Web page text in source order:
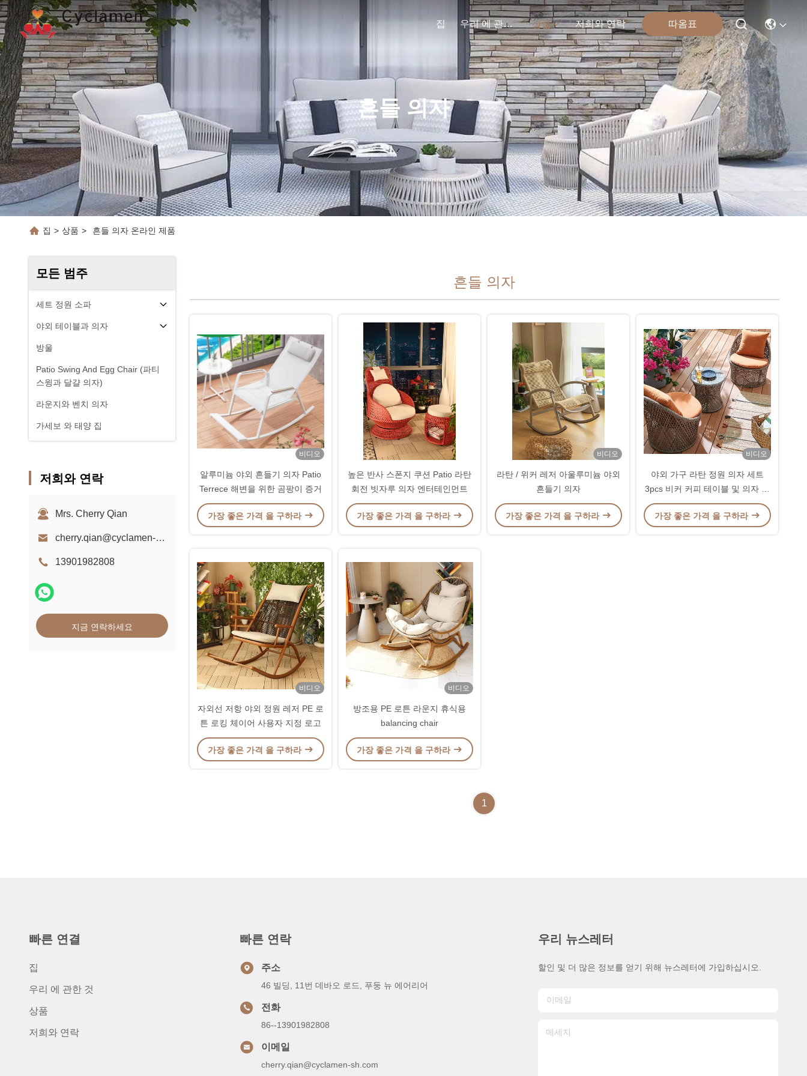
집 우리 에 관한 것 상품 저희와 연락 따옴표
흔들 의자
집 > 상품 > 흔들 의자 온라인 제품
모든 범주
세트 정원 소파
야외 테이블과 의자
방울
Patio Swing And Egg Chair (파티
스윙과 달걀 의자)
라운지와 벤치 의자
가세보 와 태양 집
저희와 연락
Mrs. Cherry Qian
cherry.qian@cyclamen-sh.com
13901982808
지금 연락하세요
흔들 의자
비디오
알루미늄 야외 흔들기 의자 Patio
Terrece 해변을 위한 곰팡이 증거
가장 좋은 가격 을 구하라
높은 반사 스폰지 쿠션 Patio 라탄
회전 빗자루 의자 엔터테인먼트
가장 좋은 가격 을 구하라
비디오
라탄 / 위커 레저 아울루미늄 야외
흔들기 의자
가장 좋은 가격 을 구하라
비디오
야외 가구 라탄 정원 의자 세트
3pcs 비커 커피 테이블 및 의자 세
트
가장 좋은 가격 을 구하라
비디오
자외선 저항 야외 정원 레저 PE 로
튼 로킹 체이어 사용자 지정 로고
가장 좋은 가격 을 구하라
비디오
방조용 PE 로튼 라운지 휴식용
balancing chair
가장 좋은 가격 을 구하라
1
빠른 연결
집
우리 에 관한 것
상품
저희와 연락
빠른 연락
주소
46 빌딩, 11번 데바오 로드, 푸둥 뉴 에어리어
전화
86--13901982808
이메일
cherry.qian@cyclamen-sh.com
우리 뉴스레터
할인 및 더 많은 정보를 얻기 위해 뉴스레터에 가입하십시오.